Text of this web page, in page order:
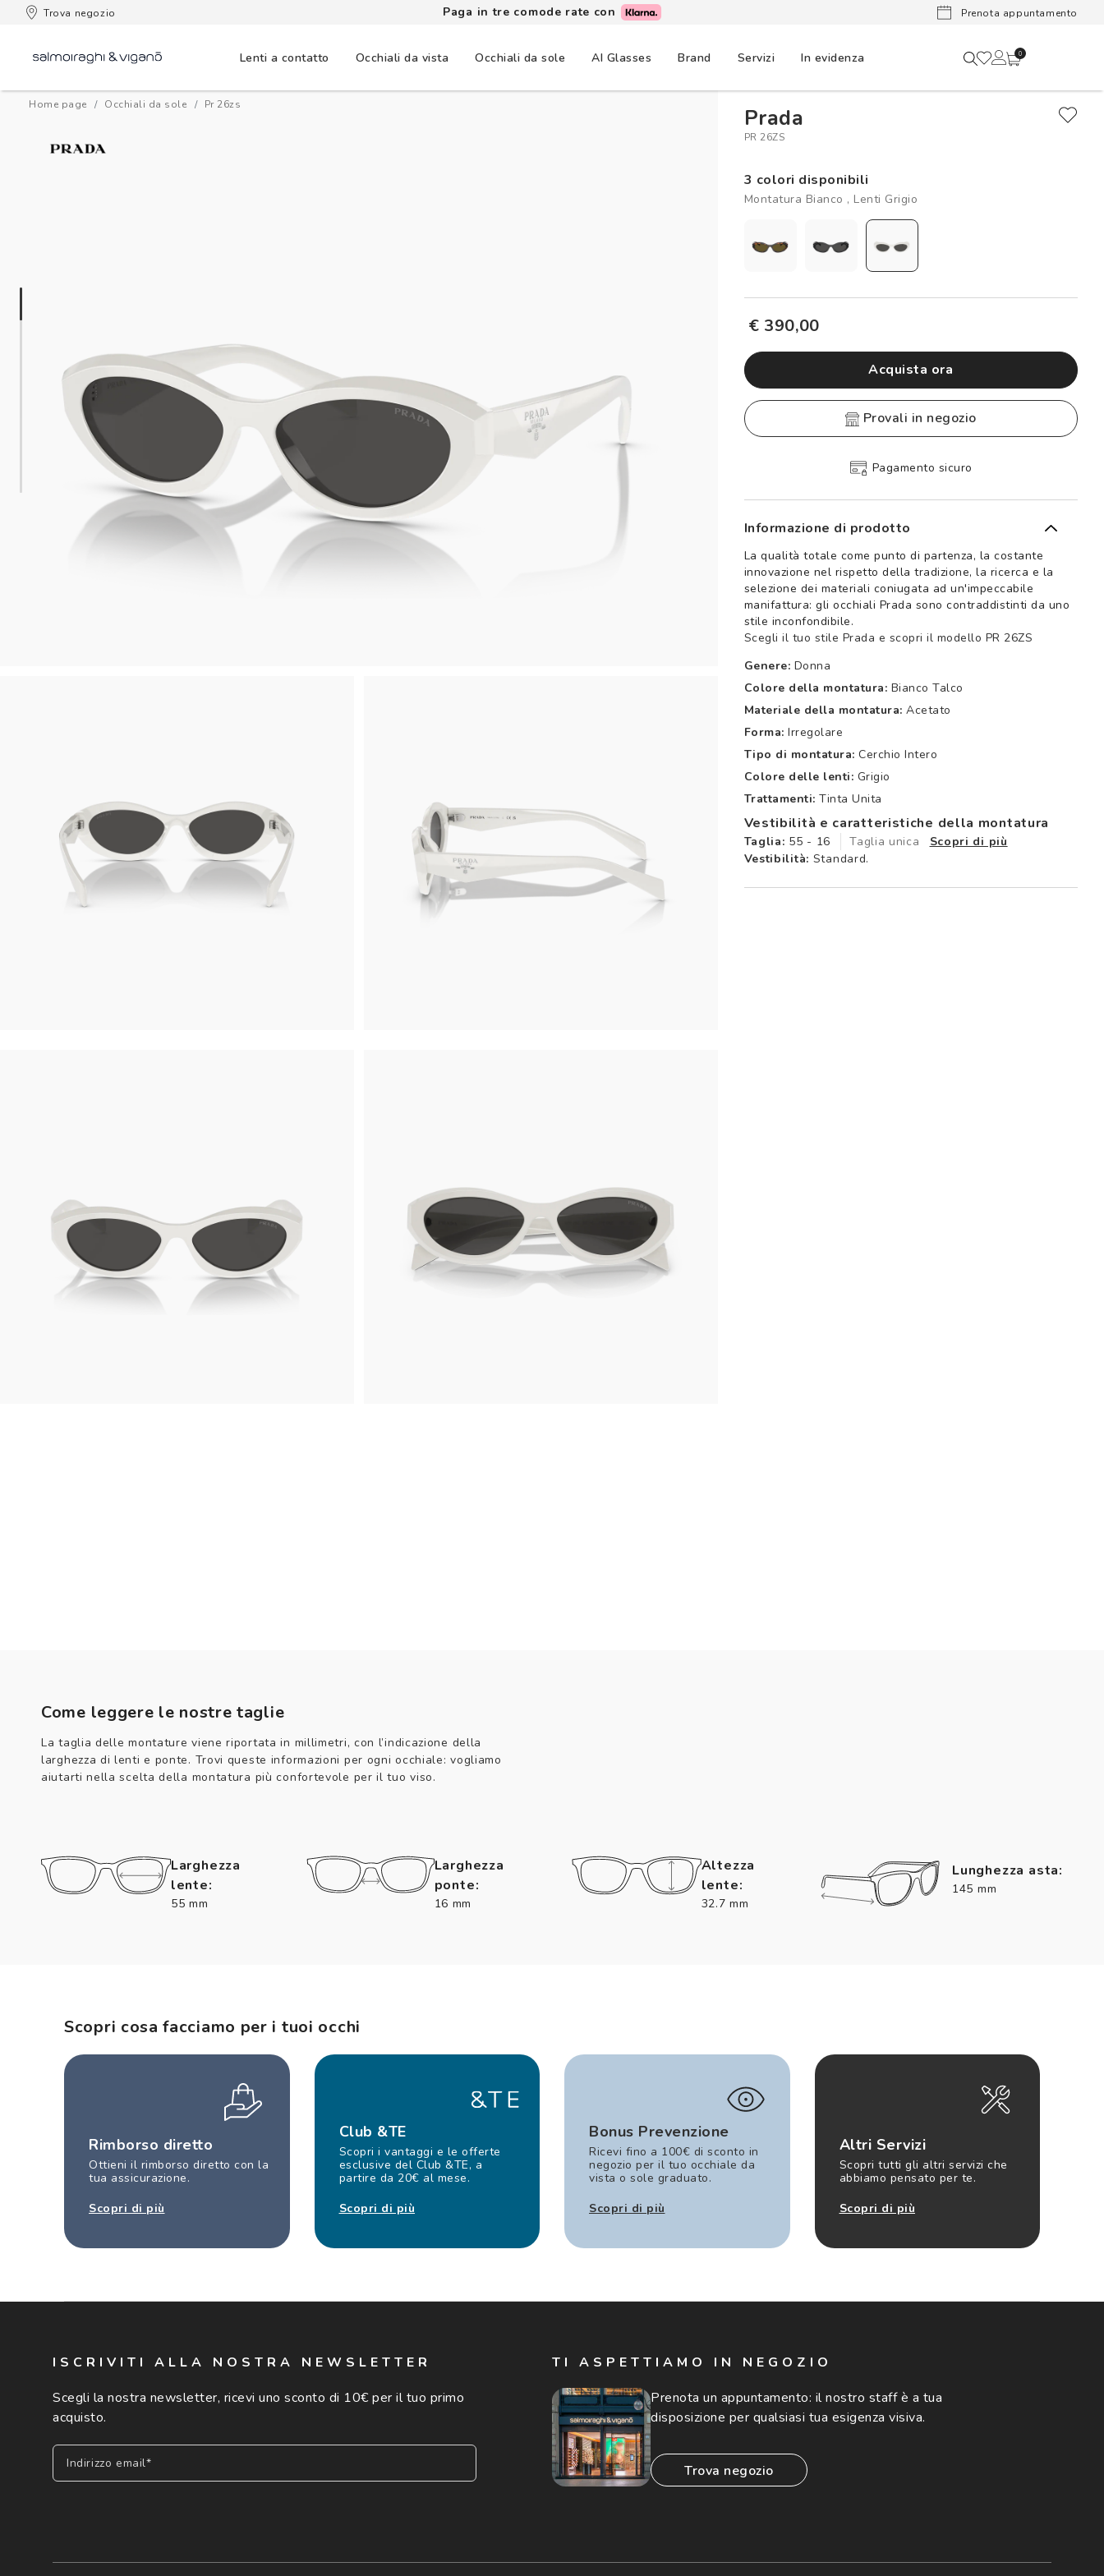
Trova negozio Paga in tre comode rate con Lenti a
Prenota appuntamento
Lenti a contatto Occhiali da vista Occhiali da sole AI Glasses Brand Servizi In evidenza 0
Home page Occhiali da sole pr 26zs Prada
PR 26ZS
3 colori disponibili
Montatura Bianco , Lenti Grigio
€ 390,00
Acquista ora
provali in negozio
Spedizione sicura e gratuita, senza spesa minima Pagamento sicuro
Informazione di prodotto
La qualità totale come punto di partenza, la costante
innovazione nel rispetto della tradizione, la ricerca e la
selezione dei materiali coniugata ad un'impeccabile
manifattura: gli occhiali Prada sono contraddistinti da uno
stile inconfondibile.
Scegli il tuo stile Prada e scopri il modello PR 26ZS
Genere: Donna
Colore della montatura: Bianco Talco
Materiale della montatura: Acetato
Forma: Irregolare
Tipo di montatura: Cerchio Intero
Colore delle lenti: Grigio
Trattamenti: Tinta Unita
Vestibilità e caratteristiche della montatura
Taglia: 55 - 16 Taglia unica
Scopri di più
Vestibilità: Standard.
Come leggere le nostre taglie
La taglia delle montature viene riportata in millimetri, con l’indicazione della
larghezza di lenti e ponte. Trovi queste informazioni per ogni occhiale: vogliamo
aiutarti nella scelta della montatura più confortevole per il tuo viso.
Larghezza
lente:
55 mm
Larghezza
ponte:
16 mm
Altezza
lente:
32.7 mm
Lunghezza asta:
145 mm
Scopri cosa facciamo per i tuoi occhi
Rimborso diretto
Ottieni il rimborso diretto con la
tua assicurazione.
Scopri di più
Club &TE
Scopri i vantaggi e le offerte
esclusive del Club &TE, a
partire da 20€ al mese.
Scopri di più
Bonus Prevenzione
Ricevi fino a 100€ di sconto in
negozio per il tuo occhiale da
vista o sole graduato.
Scopri di più
Altri Servizi
Scopri tutti gli altri servizi che
abbiamo pensato per te.
Scopri di più
ISCRIVITI ALLA NOSTRA NEWSLETTER
Scegli la nostra newsletter, ricevi uno sconto di 10€ per il tuo primo
acquisto.
Indirizzo email*
TI ASPETTIAMO IN NEGOZIO
Prenota un appuntamento: il nostro staff è a tua
disposizione per qualsiasi tua esigenza visiva.
trova negozio